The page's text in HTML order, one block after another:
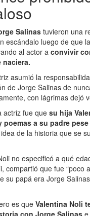
Salinas tuvieron una
escándalo luego de que
al actor a convivir
naciera.
asumió la
de Jorge Salinas de
con lágrimas dejó
actriz fue quesu hija
poemas a su padre
de la historia que se
no especificó a qué
compartió que fue “poco
su papá era Jorge
es que Valentina Noli